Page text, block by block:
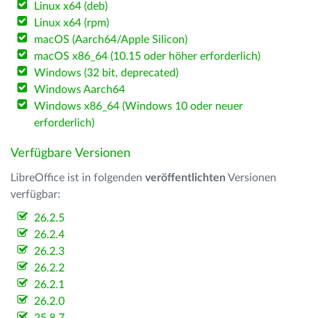
Linux x64 (deb)
Linux x64 (rpm)
macOS (Aarch64/Apple Silicon)
macOS x86_64 (10.15 oder höher erforderlich)
Windows (32 bit, deprecated)
Windows Aarch64
Windows x86_64 (Windows 10 oder neuer
erforderlich)
Verfügbare Versionen
LibreOffice ist in folgenden veröffentlichten Versionen
verfügbar:
26.2.5
26.2.4
26.2.3
26.2.2
26.2.1
26.2.0